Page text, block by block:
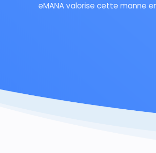
eMANA valorise cette manne